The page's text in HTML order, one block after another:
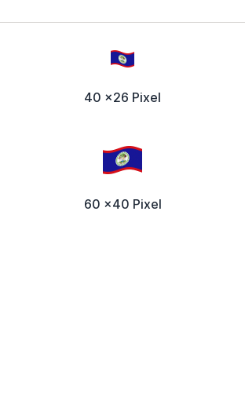
40 x26 Pixel
60 x40 Pixel